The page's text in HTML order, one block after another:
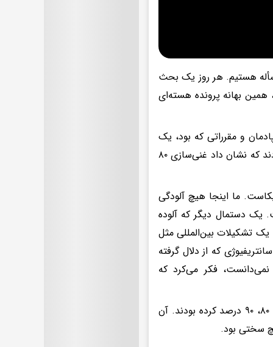
گرفتار این مسأله هستیم. هر روز یک بحث
کرد، همین بهانه پرونده هسته‌ای
این بود که در سال ۸۲ آژانس طبق پادمان و مقرراتی که بود، یک
بازرسی انجام داد از محل‌هایی که فعالیت هسته‌ای می‌کردیم. نمونه‌برداری کردند که نشان داد غنی‌سازی ۸۰
ما اینجا هیچ آلودگی
یک دستمال دیگر که آلوده
یک تشکیلات بین‌المللی مثل
که از دلال گرفته
فکر می‌کرد که
سانتریفیوژ‌ها متعلق به کشور دیگر بود، آنها آلوده کرده بودند، با آن غنی‌سازی ۸۰، ۹۰ درصد کرده بودند. آن
سختی بود.